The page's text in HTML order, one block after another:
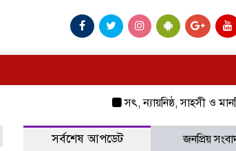
সৎ, ন্যায়নিষ্ঠ, সাহসী ও মানবিক
সর্বশেষ আপডেট
জনপ্রিয়